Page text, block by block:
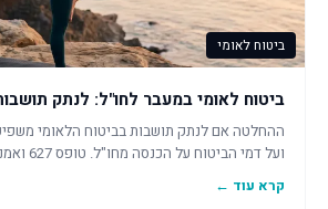
ביטוח לאומי
ביטוח לאומי במעבר לחו"ל: לנתק
ההחלטה אם לנתק תושבות בביטוח הלאומי
ועל דמי הביטוח על הכנסה מחו"ל. טופס 627 ואמנות ביטוח.
קרא עוד ←